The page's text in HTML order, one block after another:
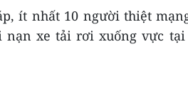
ít nhất 10 người thiệt
xe tải rơi xuống vực